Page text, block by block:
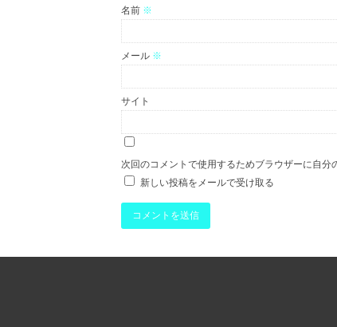
名前 ※
メール ※
サイト
次回のコメントで使用するためブラウザーに自分
新しい投稿をメールで受け取る